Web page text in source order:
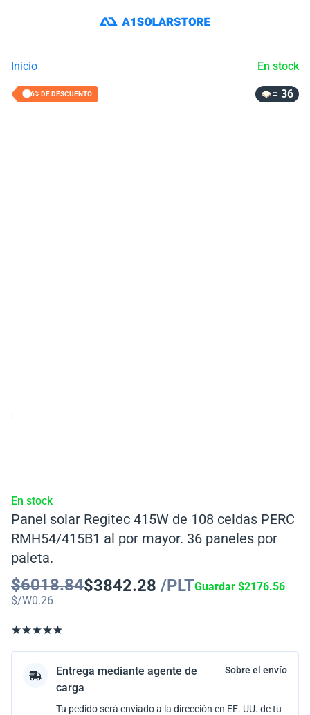
Inicio En stock
36% DE DESCUENTO = 36
En stock
Panel solar Regitec 415W de 108 celdas PERC
RMH54/415B1 al por mayor. 36 paneles por
paleta.
$6018.84$3842.28 /PLTGuardar $2176.56
$/W0.26
Entrega mediante agente de
carga
Sobre el envío
Tu pedido será enviado a la dirección en EE. UU. de tu